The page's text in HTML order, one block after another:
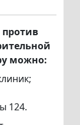
можно:
124.